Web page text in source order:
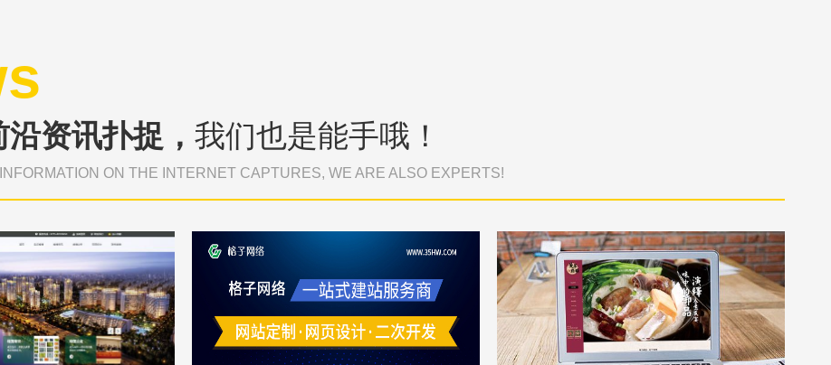
沿资讯扑捉，我们也是能手哦！
ON THE INTERNET CAPTURES, WE ARE ALSO EXPERTS!